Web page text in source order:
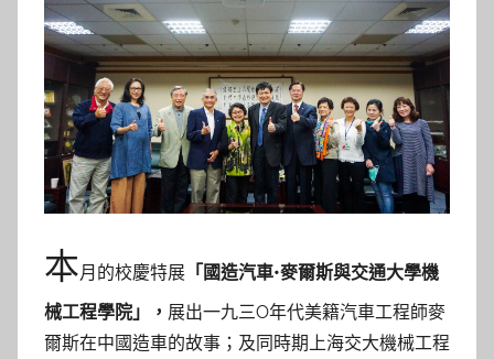
t
l
i
n
本月的校慶特展 「國造汽車•麥爾斯與交通大學機
械工程學院」， 展出一九三O年代美籍汽車工程師麥
爾斯在中國造車的故事；及同時期上海交大機械工程